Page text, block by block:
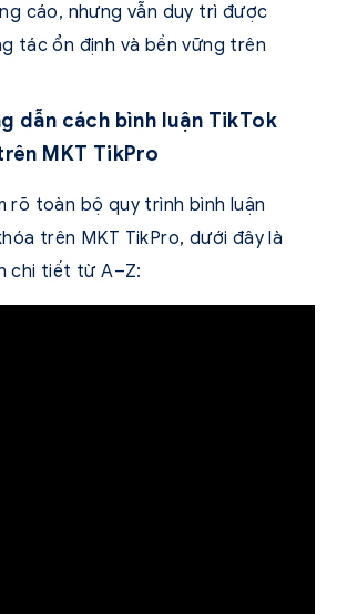
cáo, nhưng vẫn duy trì được
tác ổn định và bền vững trên
dẫn cách bình luận TikTok
MKT TikPro
rõ toàn bộ quy trình bình luận
trên MKT TikPro, dưới đây là
chi tiết từ A–Z: